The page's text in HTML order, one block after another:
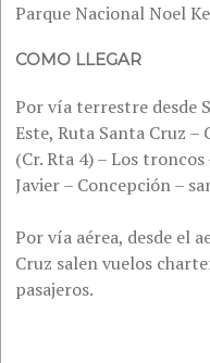
Parque Nacional Noel
COMO LLEGAR
Por vía terrestre desde
Este, Ruta Santa Cruz –
(Cr. Rta 4) – Los troncos
Javier – Concepción –
Por vía aérea, desde el
Cruz salen vuelos
pasajeros.